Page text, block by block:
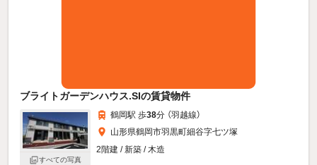
ブライトガーデンハウス.SIの賃貸物件
すべての写真
鶴岡駅 歩38分 （羽越線）
山形県鶴岡市羽黒町細谷字七ツ塚
2階建 / 新築 / 木造